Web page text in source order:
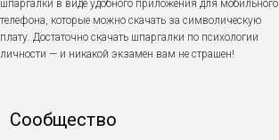
шпаргалки в виде удобного приложения для мобильного
телефона, которые можно скачать за символическую
плату. Достаточно скачать шпаргалки по психологии
личности — и никакой экзамен вам не страшен!
Сообщество